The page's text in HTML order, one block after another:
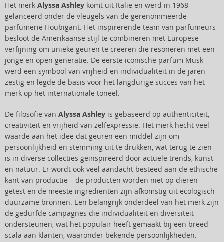
Het merk Alyssa Ashley komt uit Italië en werd in 1968
gelanceerd onder de vleugels van de gerenommeerde
parfumerie Houbigant. Het inspirerende team van parfumeurs
besloot de Amerikaanse stijl te combineren met Europese
verfijning om unieke geuren te creëren die resoneren met een
jonge en open generatie. De eerste iconische parfum Musk
werd een symbool van vrijheid en individualiteit in de jaren
zestig en legde de basis voor het langdurige succes van het
merk op het internationale toneel.
De filosofie van Alyssa Ashley is gebaseerd op authenticiteit,
creativiteit en vrijheid van zelfexpressie. Het merk hecht veel
waarde aan het idee dat geuren een middel zijn om
persoonlijkheid en stemming uit te drukken, wat terug te zien
is in diverse collecties geïnspireerd door actuele trends, kunst
en natuur. Er wordt ook veel aandacht besteed aan de ethische
kant van productie – de producten worden niet op dieren
getest en de meeste ingrediënten zijn afkomstig uit ecologisch
duurzame bronnen. Een belangrijk onderdeel van het merk zijn
de gedurfde campagnes die individualiteit en diversiteit
ondersteunen, wat het populair heeft gemaakt bij een breed
scala aan klanten, waaronder bekende persoonlijkheden.